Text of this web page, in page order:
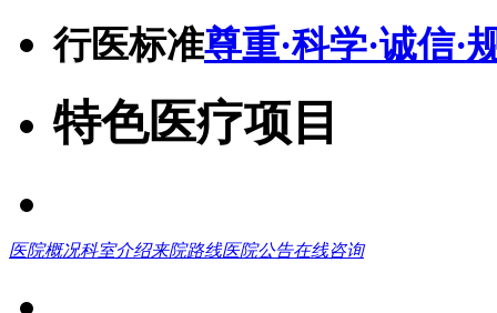
行医标准尊重·科学·诚信·
特色医疗项目
医院概况科室介绍来院路线医院公告在线咨询